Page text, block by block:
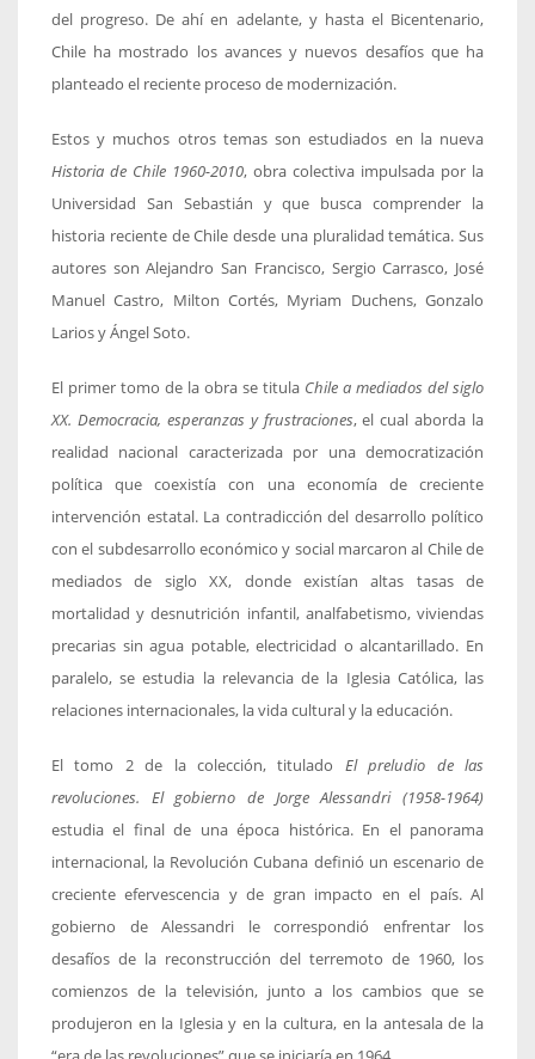
del progreso. De ahí en adelante, y hasta el Bicentenario,
Chile ha mostrado los avances y nuevos desafíos que ha
planteado el reciente proceso de modernización.
Estos y muchos otros temas son estudiados en la nueva
Historia de Chile 1960-2010, obra colectiva impulsada por la
Universidad San Sebastián y que busca comprender la
historia reciente de Chile desde una pluralidad temática. Sus
autores son Alejandro San Francisco, Sergio Carrasco, José
Manuel Castro, Milton Cortés, Myriam Duchens, Gonzalo
Larios y Ángel Soto.
El primer tomo de la obra se titula Chile a mediados del siglo
XX. Democracia, esperanzas y frustraciones, el cual aborda la
realidad nacional caracterizada por una democratización
política que coexistía con una economía de creciente
intervención estatal. La contradicción del desarrollo político
con el subdesarrollo económico y social marcaron al Chile de
mediados de siglo XX, donde existían altas tasas de
mortalidad y desnutrición infantil, analfabetismo, viviendas
precarias sin agua potable, electricidad o alcantarillado. En
paralelo, se estudia la relevancia de la Iglesia Católica, las
relaciones internacionales, la vida cultural y la educación.
El tomo 2 de la colección, titulado El preludio de las
revoluciones. El gobierno de Jorge Alessandri (1958-1964)
estudia el final de una época histórica. En el panorama
internacional, la Revolución Cubana definió un escenario de
creciente efervescencia y de gran impacto en el país. Al
gobierno de Alessandri le correspondió enfrentar los
desafíos de la reconstrucción del terremoto de 1960, los
comienzos de la televisión, junto a los cambios que se
produjeron en la Iglesia y en la cultura, en la antesala de la